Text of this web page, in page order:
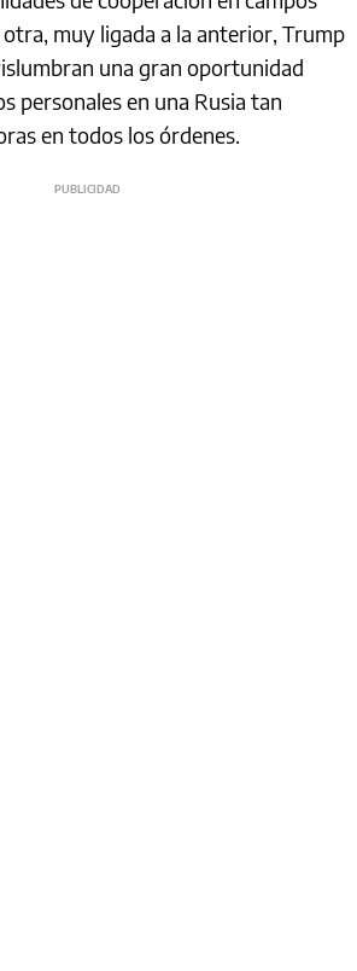
muy ligada a la anterior, Trump
una gran oportunidad
personales en una Rusia tan
en todos los órdenes.